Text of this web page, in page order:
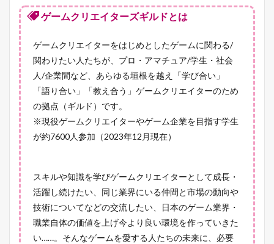
ゲームクリエイターズギルドとは
ゲームクリエイターをはじめとしたゲームに関わる/
関わりたい人たちが、プロ・アマチュア/学生・社会
人/企業間など、あらゆる垣根を越え「学び合い」
「語り合い」「教え合う」ゲームクリエイターのため
の拠点（ギルド）です。
※現役ゲームクリエイターやゲーム企業を目指す学生
が約7600人参加（2023年12月現在）
スキルや知識を学びゲームクリエイターとして成長・
活躍し続けたい、同じ業界にいる仲間と市場の動向や
技術についてなどの交流したい、日本のゲーム業界・
職業自体の価値を上げ今より良い環境を作っていきた
い……。そんなゲームを愛する人たちの未来に、必要